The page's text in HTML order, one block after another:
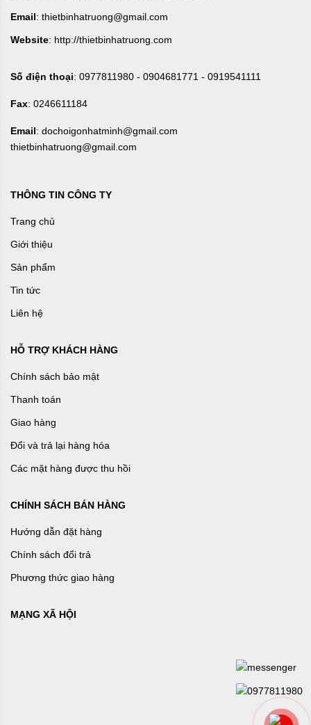
Email: thietbinhatruong@gmail.com
Website: http://thietbinhatruong.com
Số điện thoại: 0977811980 - 0904681771 - 0919541111
Fax: 0246611184
Email: dochoigonhatminh@gmail.com
thietbinhatruong@gmail.com
THÔNG TIN CÔNG TY
Trang chủ
Giới thiệu
Sản phẩm
Tin tức
Liên hệ
HỖ TRỢ KHÁCH HÀNG
Chính sách bảo mật
Thanh toán
Giao hàng
Đổi và trả lại hàng hóa
Các mặt hàng được thu hồi
CHÍNH SÁCH BÁN HÀNG
Hướng dẫn đặt hàng
Chính sách đổi trả
Phương thức giao hàng
MẠNG XÃ HỘI